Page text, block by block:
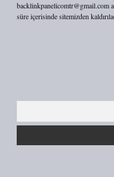
backlinkpanelicomtr@gmail.com
süre içerisinde sitemizden